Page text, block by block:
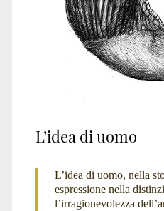
L’idea di uomo
L’idea di uomo, nella
espressione nella
l’irragionevolezza